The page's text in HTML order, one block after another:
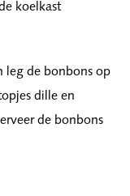
koelkast
leg de bonbons op
dille en
de bonbons